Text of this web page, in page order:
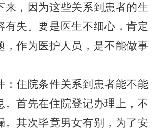
来，因为这些关系到患者的生
有失。要是医生不细心，肯定
，作为医护人员，是不能做事
：住院条件关系到患者能不能
。首先在住院登记办理上，不
。其次毕竟男女有别，为了安